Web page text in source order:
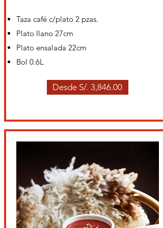
Taza café c/plato 2 pzas.
Plato llano 27cm
Plato ensalada 22cm
Bol 0.6L
Desde S/. 3,846.00